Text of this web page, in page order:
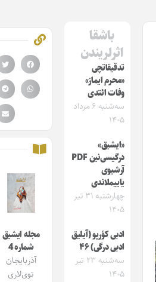
باشقا
اثرلریندن
تدقیقاتچی
«محرم ایماز»
وفات ائتدی
سه‌شنبه ۶ مرداد
۱۴۰۵
«ایشیق»
درگیسی‌نین PDF
آرشیوی
یاییملاندی
چهارشنبه ۳۱ تیر
۱۴۰۵
ادبی کؤرپو (آیلیق
ادبی درگی) ۴۶
سه‌شنبه ۲۳ تیر
۱۴۰۵
مجله ایشیق
شماره 4
آذربایجان
توی‌لاری